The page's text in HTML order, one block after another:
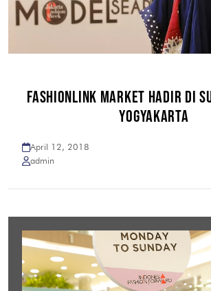
FASHIONLINK MARKET HADIR DI
YOGYAKARTA
April 12, 2018
admin